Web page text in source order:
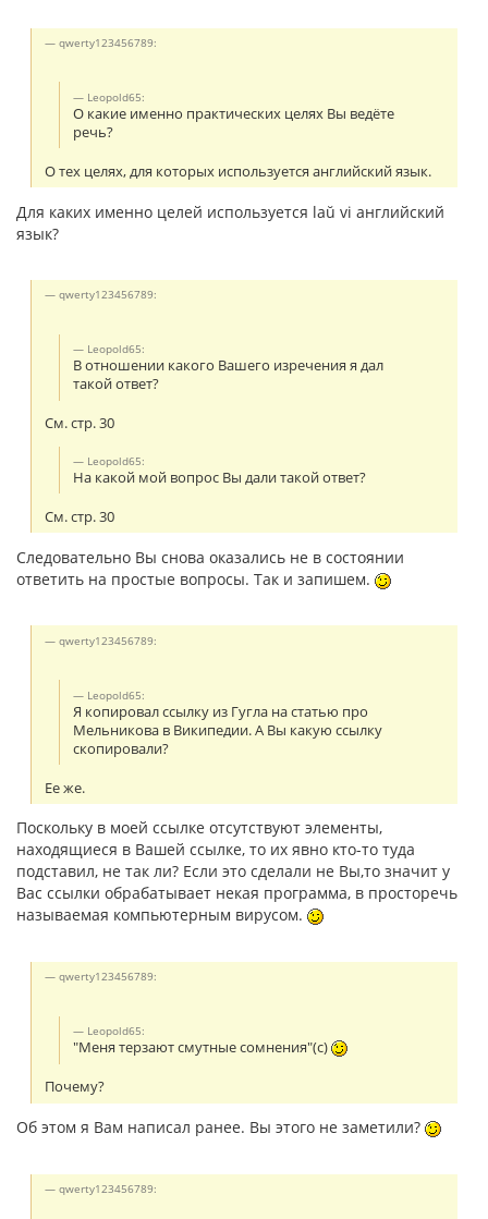
qwerty123456789:
Leopold65:
О какие именно практических целях Вы ведёте
речь?
О тех целях, для которых используется английский язык.
Для каких именно целей используется laŭ vi английский
язык?
qwerty123456789:
Leopold65:
В отношении какого Вашего изречения я дал
такой ответ?
См. стр. 30
Leopold65:
На какой мой вопрос Вы дали такой ответ?
См. стр. 30
Следовательно Вы снова оказались не в состоянии
ответить на простые вопросы. Так и запишем.
qwerty123456789:
Leopold65:
Я копировал ссылку из Гугла на статью про
Мельникова в Википедии. А Вы какую ссылку
скопировали?
Ее же.
Поскольку в моей ссылке отсутствуют элементы,
находящиеся в Вашей ссылке, то их явно кто-то туда
подставил, не так ли? Если это сделали не Вы,то значит у
Вас ссылки обрабатывает некая программа, в просторечь
называемая компьютерным вирусом.
qwerty123456789:
Leopold65:
"Меня терзают смутные сомнения"(с)
Почему?
Об этом я Вам написал ранее. Вы этого не заметили?
qwerty123456789: